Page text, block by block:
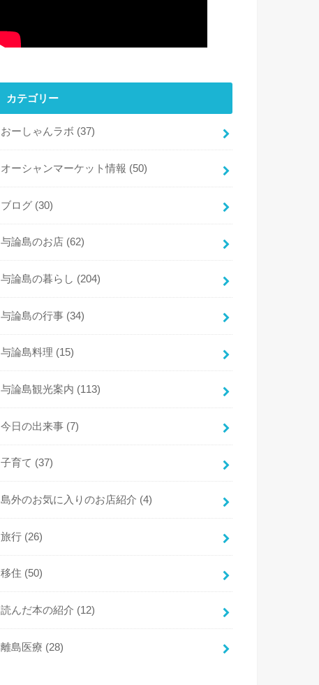
カテゴリー
おーしゃんラボ (37)
オーシャンマーケット情報 (50)
ブログ (30)
与論島のお店 (62)
与論島の暮らし (204)
与論島の行事 (34)
与論島料理 (15)
与論島観光案内 (113)
今日の出来事 (7)
子育て (37)
島外のお気に入りのお店紹介 (4)
旅行 (26)
移住 (50)
読んだ本の紹介 (12)
離島医療 (28)